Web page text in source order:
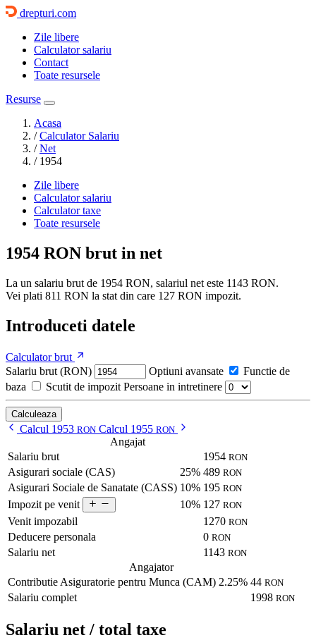
drepturi.com
Zile libere
Calculator salariu
Contact
Toate resursele
Resurse
Acasa
/ Calculator Salariu
/ Net
/ 1954
Zile libere
Calculator salariu
Calculator taxe
Toate resursele
1954 RON brut in net
La un salariu brut de 1954 RON, salariul net este 1143 RON.
Vei plati 811 RON la stat din care 127 RON impozit.
Introduceti datele
Calculator brut
Salariu brut (RON)
Optiuni avansate
Functie de
baza
Scutit de impozit Persoane in intretinere
Calculeaza
Calcul 1953 RON Calcul 1955 RON
Angajat
Salariu brut
1954 RON
Asigurari sociale (CAS) 25% 489 RON
Asigurari Sociale de Sanatate (CASS) 10% 195 RON
Impozit pe venit 10% 127 RON
Venit impozabil 1270 RON
Deducere personala 0 RON
Salariu net 1143 RON
Angajator
Contributie Asiguratorie pentru Munca (CAM) 2.25% 44 RON
Salariu complet 1998 RON
Salariu net / total taxe